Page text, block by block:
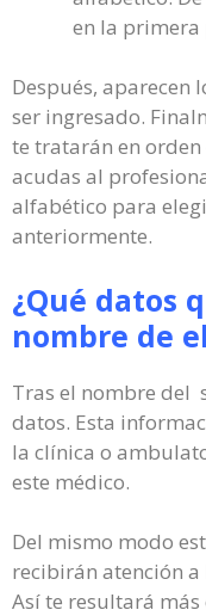
en la primera
Después, aparecen
ser ingresado.
te tratarán en
acudas al
alfabético para
anteriormente.
¿Qué datos
nombre de
Tras el nombre del
datos. Esta
la clínica o
este médico.
Del mismo modo
recibirán atención a
Así te resultará